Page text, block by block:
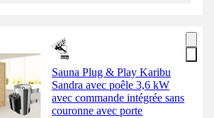
Sauna Plug & Play Karibu
Sandra avec poêle 3,6 kW
avec commande intégrée sans
couronne avec porte